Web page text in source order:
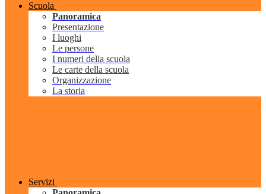
Scuola
Panoramica
Presentazione
I luoghi
Le persone
I numeri della scuola
Le carte della scuola
Organizzazione
La storia
Servizi